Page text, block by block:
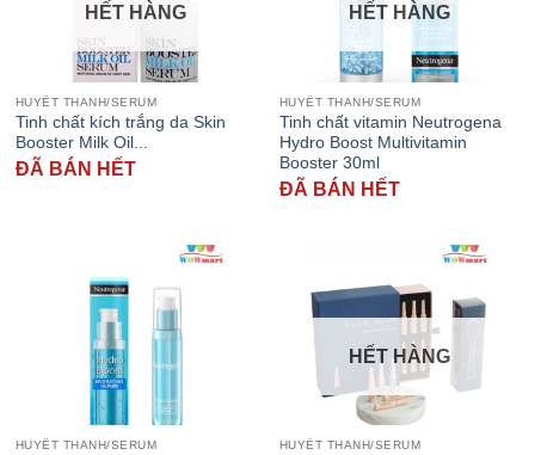
HẾT HÀNG
HUYẾT THANH/SERUM
Tinh chất kích trắng da Skin
Booster Milk Oil...
ĐÃ BÁN HẾT
HẾT HÀNG
HUYẾT THANH/SERUM
Tinh chất vitamin Neutrogena
Hydro Boost Multivitamin
Booster 30ml
ĐÃ BÁN HẾT
HUYẾT THANH/SERUM
HẾT HÀNG
HUYẾT THANH/SERUM